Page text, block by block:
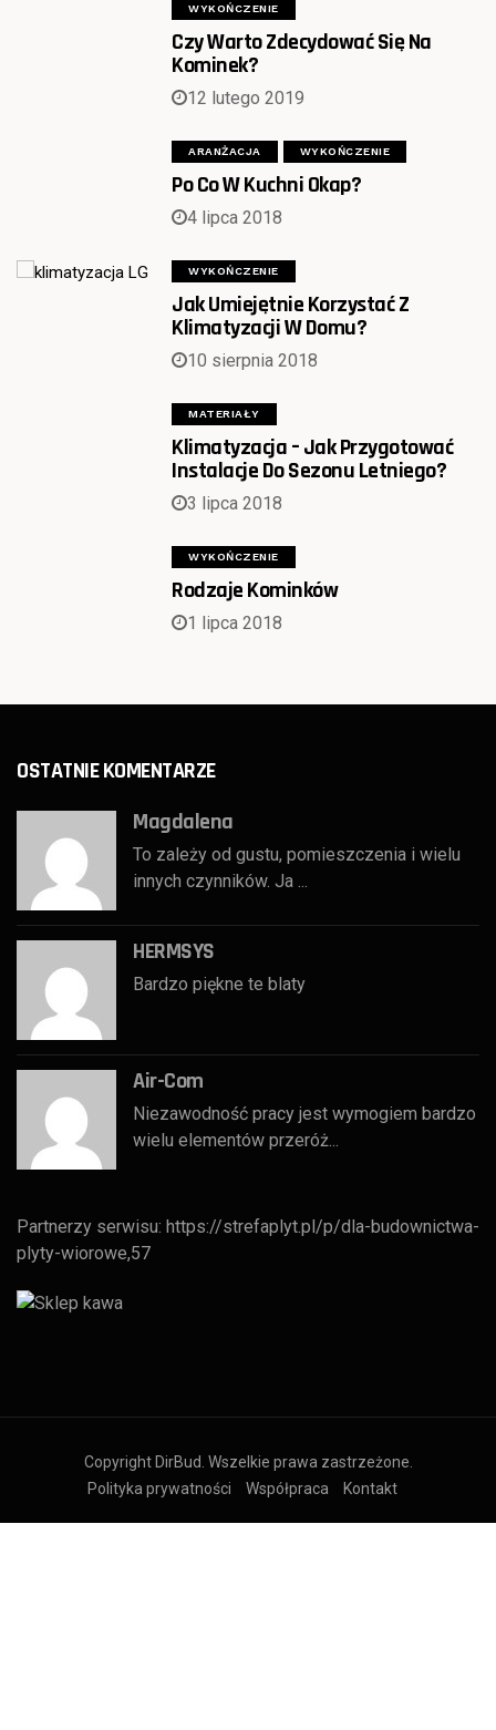
WYKOŃCZENIE
Czy Warto Zdecydować Się Na
Kominek?
12 lutego 2019
ARANŻACJA WYKOŃCZENIE
Po Co W Kuchni Okap?
4 lipca 2018
WYKOŃCZENIE
Jak Umiejętnie Korzystać Z
Klimatyzacji W Domu?
10 sierpnia 2018
MATERIAŁY
Klimatyzacja – Jak Przygotować
Instalacje Do Sezonu Letniego?
3 lipca 2018
WYKOŃCZENIE
Rodzaje Kominków
1 lipca 2018
OSTATNIE KOMENTARZE
Magdalena
To zależy od gustu, pomieszczenia i wielu
innych czynników. Ja ...
HERMSYS
Bardzo piękne te blaty
Air-Com
Niezawodność pracy jest wymogiem bardzo
wielu elementów przeróż...
Partnerzy serwisu: https://strefaplyt.pl/p/dla-budownictwa-
plyty-wiorowe,57
Copyright DirBud. Wszelkie prawa zastrzeżone.
Polityka prywatności
Współpraca Kontakt